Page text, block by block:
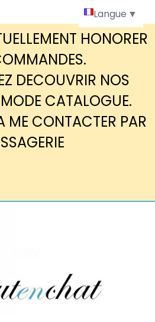
HONORER
DECOUVRIR NOS
CATALOGUE.
ME CONTACTER PAR
Langue ▼